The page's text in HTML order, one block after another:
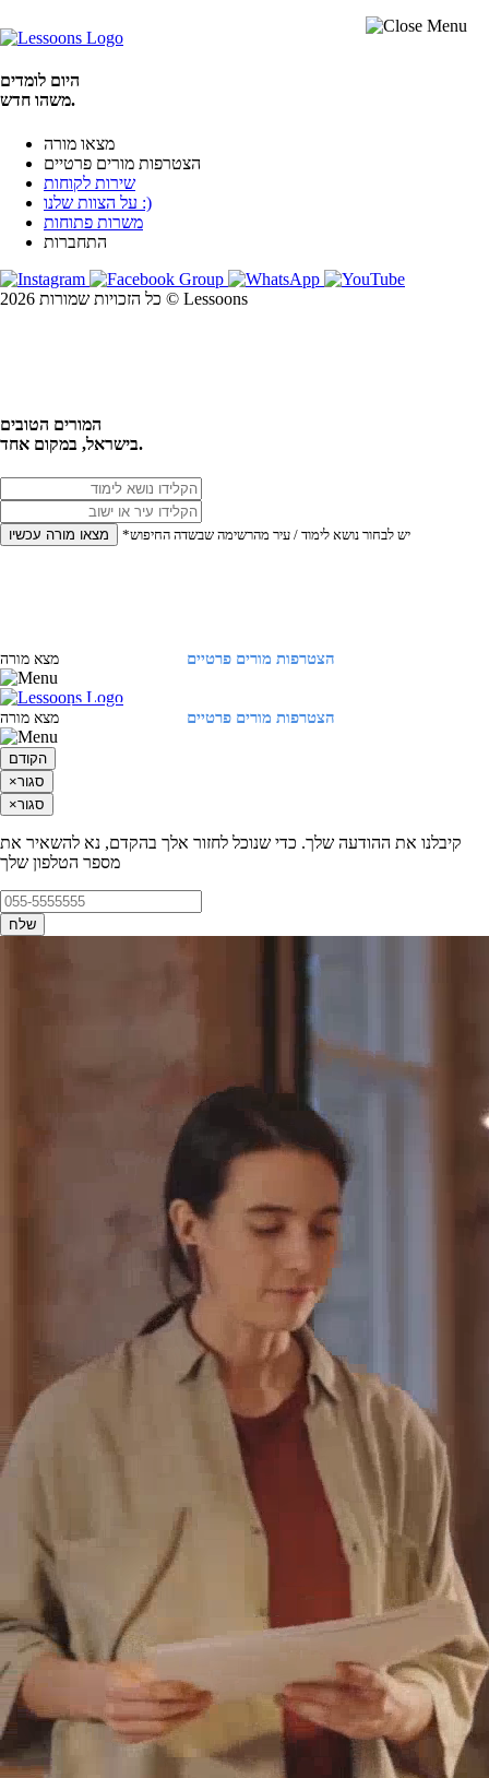
היום לומדים
משהו חדש.
מצאו מורה
הצטרפות מורים פרטיים
שירות לקוחות
על הצוות שלנו :)
משרות פתוחות
התחברות
כל הזכויות שמורות 2026 © Lessoons
המורים הטובים
בישראל, במקום אחד.
מצאו מורה עכשיו *יש לבחור נושא לימוד / עיר מהרשימה שבשדה החיפוש
הצטרפות מורים פרטיים מצא מורה
הצטרפות מורים פרטיים מצא מורה
הקודם
×סגור
×סגור
קיבלנו את ההודעה שלך. כדי שנוכל לחזור אלך בהקדם, נא להשאיר את
מספר הטלפון שלך
שלח